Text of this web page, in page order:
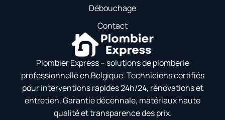
Débouchage
Contact
Plombier Express – solutions de plomberie
professionnelle en Belgique. Techniciens certifiés
pour interventions rapides 24h/24, rénovations et
entretien. Garantie décennale, matériaux haute
qualité et transparence des prix.